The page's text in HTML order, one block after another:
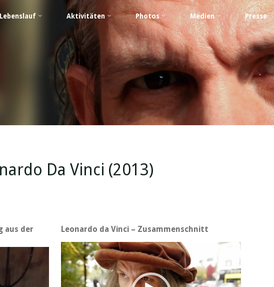
Lebenslauf Aktivitäten Photos Medien Presse
Da Vinci (2013)
aus der
Leonardo da Vinci – Zusammenschnitt
Video-
Player